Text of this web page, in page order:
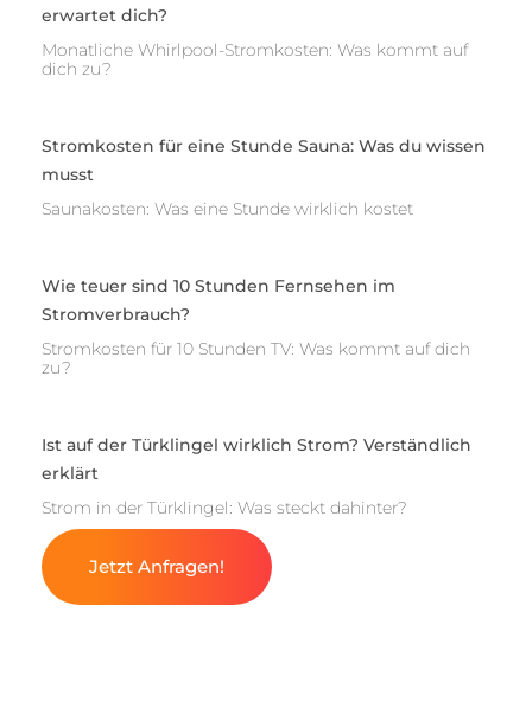
erwartet dich?
Monatliche Whirlpool-Stromkosten: Was kommt auf
dich zu?
Stromkosten für eine Stunde Sauna: Was du wissen
musst
Saunakosten: Was eine Stunde wirklich kostet
Wie teuer sind 10 Stunden Fernsehen im
Stromverbrauch?
Stromkosten für 10 Stunden TV: Was kommt auf dich
zu?
Ist auf der Türklingel wirklich Strom? Verständlich
erklärt
Strom in der Türklingel: Was steckt dahinter?
Jetzt Anfragen!